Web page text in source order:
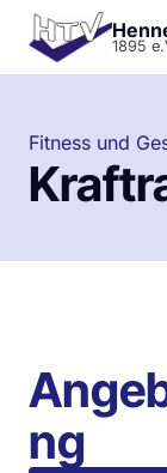
1895
Fitness und
ng